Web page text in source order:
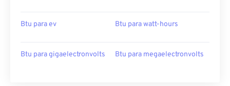
Btu para ev Btu para watt-hours
Btu para gigaelectronvolts Btu para megaelectronvolts